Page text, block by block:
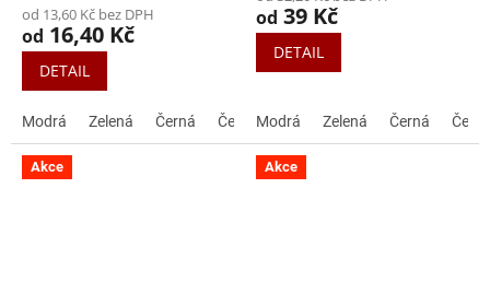
od 13,60 Kč bez DPH
od 16,40 Kč
DETAIL
Modrá Zelená Černá Červená
produktu
je
5,0
od 39 Kč
DETAIL
Modrá Zelená Černá
Akce
Akce